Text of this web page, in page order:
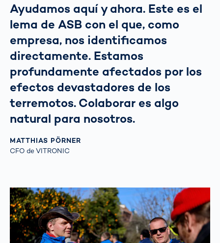
Ayudamos aquí y ahora. Este es el
lema de ASB con el que, como
empresa, nos identificamos
directamente. Estamos
profundamente afectados por los
efectos devastadores de los
terremotos. Colaborar es algo
natural para nosotros.
MATTHIAS PÖRNER
CFO de VITRONIC